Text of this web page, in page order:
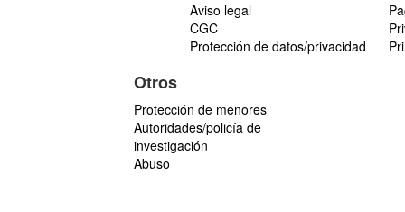
Aviso legal
CGC
Protección de datos/privacidad
Otros
Protección de menores
Autoridades/policía de
investigación
Abuso